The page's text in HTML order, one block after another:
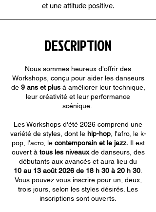
et une attitude positive.
DESCRIPTION
Nous sommes heureux d'offrir des
Workshops, conçu pour aider les danseurs
de 9 ans et plusà améliorer leur technique,
leur créativité et leur performance
scénique.
Les Workshops d'été 2026 comprend une
variété de styles, dont le hip-hop, l'afro, le k-
pop, l'acro, le contemporain et le jazz.Il est
ouvert à tous les niveauxde danseurs, des
débutants aux avancés et aura lieu du
10 au 13 août2026 de 18 h 30 à 20 h 30
Vous pouvez vous inscrire pour un, deux,
trois jours, selon les styles désirés. Les
inscriptions sont ouverts.